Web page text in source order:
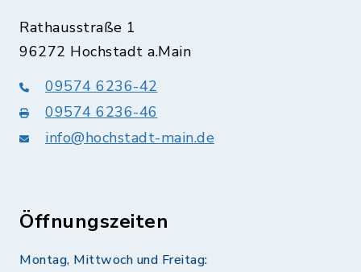
Rathausstraße 1
96272 Hochstadt a.Main
09574 6236-42
09574 6236-46
info@hochstadt-main.de
Öffnungszeiten
Montag, Mittwoch und Freitag: